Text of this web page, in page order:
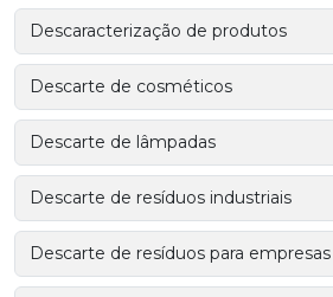
Descaracterização de produtos
Descarte de cosméticos
Descarte de lâmpadas
Descarte de resíduos industriais
Descarte de resíduos para empresas